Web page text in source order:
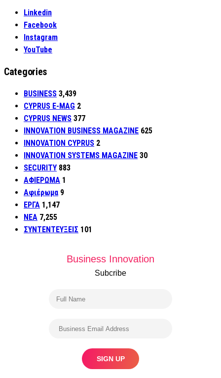
Linkedin
Facebook
Instagram
YouTube
Categories
BUSINESS 3,439
CYPRUS E-MAG 2
CYPRUS NEWS 377
INNOVATION BUSINESS MAGAZINE 625
INNOVATION CYPRUS 2
INNOVATION SYSTEMS MAGAZINE 30
SECURITY 883
ΑΦΙΕΡΩΜΑ 1
Αφιέρωμα 9
ΕΡΓΑ 1,147
ΝΕΑ 7,255
ΣΥΝΤΕΝΤΕΥΞΕΙΣ 101
Business Innovation
Subcribe